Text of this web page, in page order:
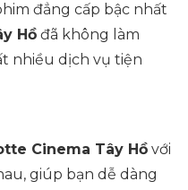
đẳng cấp bậc nhất
Hồ đã không làm
nhiều dịch vụ tiện
Cinema Tây Hồ với
giúp bạn dễ dàng